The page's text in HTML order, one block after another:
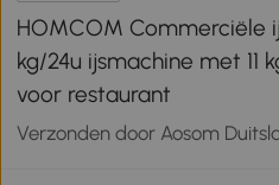
HOMCOM Commerciële
kg/24u ijsmachine met 11
voor restaurant
Verzonden door Aosom